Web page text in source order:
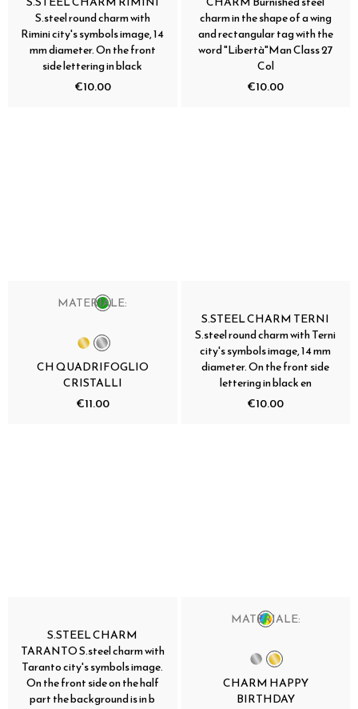
S.steel round charm with
Rimini city's symbols image, 14
mm diameter. On the front
side lettering in black
€10.00
charm in the shape of a wing
and rectangular tag with the
word "Libertà"Man Class 27
Col
€10.00
MATERIALE:
CH QUADRIFOGLIO
CRISTALLI
€11.00
S.STEEL CHARM TERNI
S.steel round charm with Terni
city's symbols image, 14 mm
diameter. On the front side
lettering in black en
€10.00
S.STEEL CHARM
TARANTO S.steel charm with
Taranto city's symbols image.
On the front side on the half
part the background is in b
MATERIALE:
CHARM HAPPY
BIRTHDAY